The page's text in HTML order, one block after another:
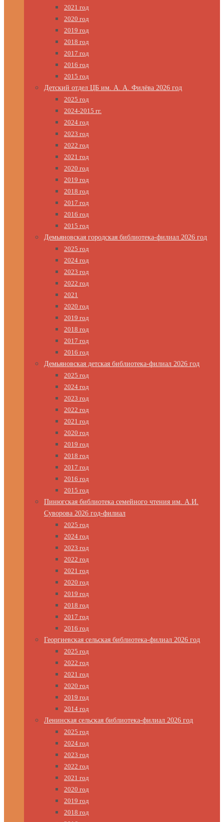
2021 год
2020 год
2019 год
2018 год
2017 год
2016 год
2015 год
Детский отдел ЦБ им. А. А. Филёва 2026 год
2025 год
2024-2015 гг.
2024 год
2023 год
2022 год
2021 год
2020 год
2019 год
2018 год
2017 год
2016 год
2015 год
Демьяновская городская библиотека-филиал 2026 год
2025 год
2024 год
2023 год
2022 год
2021
2020 год
2019 год
2018 год
2017 год
2016 год
Демьяновская детская библиотека-филиал 2026 год
2025 год
2024 год
2023 год
2022 год
2021 год
2020 год
2019 год
2018 год
2017 год
2016 год
2015 год
Пинюгская библиотека семейного чтения им. А.И.
Суворова 2026 год-филиал
2025 год
2024 год
2023 год
2022 год
2021 год
2020 год
2019 год
2018 год
2017 год
2016 год
Георгиевская сельская библиотека-филиал 2026 год
2025 год
2022 год
2021 год
2020 год
2019 год
2014 год
Ленинская сельская библиотека-филиал 2026 год
2025 год
2024 год
2023 год
2022 год
2021 год
2020 год
2019 год
2018 год